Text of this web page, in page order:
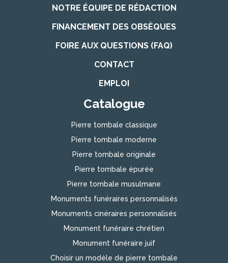
NOTRE ÉQUIPE DE RÉDACTION
FINANCEMENT DES OBSÈQUES
FOIRE AUX QUESTIONS (FAQ)
CONTACT
EMPLOI
Catalogue
Pierre tombale classique
Pierre tombale moderne
Pierre tombale originale
Pierre tombale épurée
Pierre tombale musulmane
Monuments funéraires personnalisés
Monuments cinéraires personnalisés
Monument funéraire chrétien
Monument funéraire juif
Choisir un modèle de pierre tombale